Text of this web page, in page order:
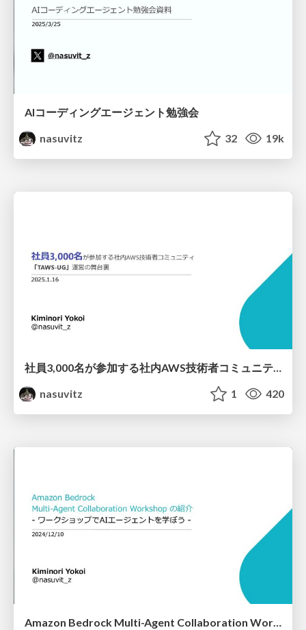
AIコーディングエージェント勉強会
nasuvitz
32 19k
nasuvitz
1 420
Amazon Bedrock Multi-Agent Collaboration Workshop の紹介 - ワークショップでAIエージェントを学ぼう